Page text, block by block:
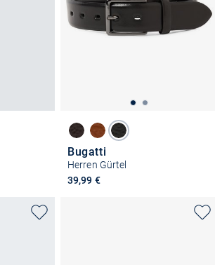
Bugatti
Herren Gürtel
39,99 €